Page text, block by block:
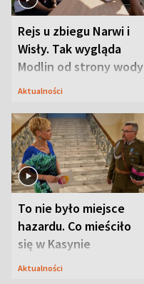
Rejs u zbiegu Narwi i
Wisły. Tak wygląda
Modlin od strony wody
Aktualności
To nie było miejsce
hazardu. Co mieściło
się w Kasynie
Oficerskim?
Aktualności